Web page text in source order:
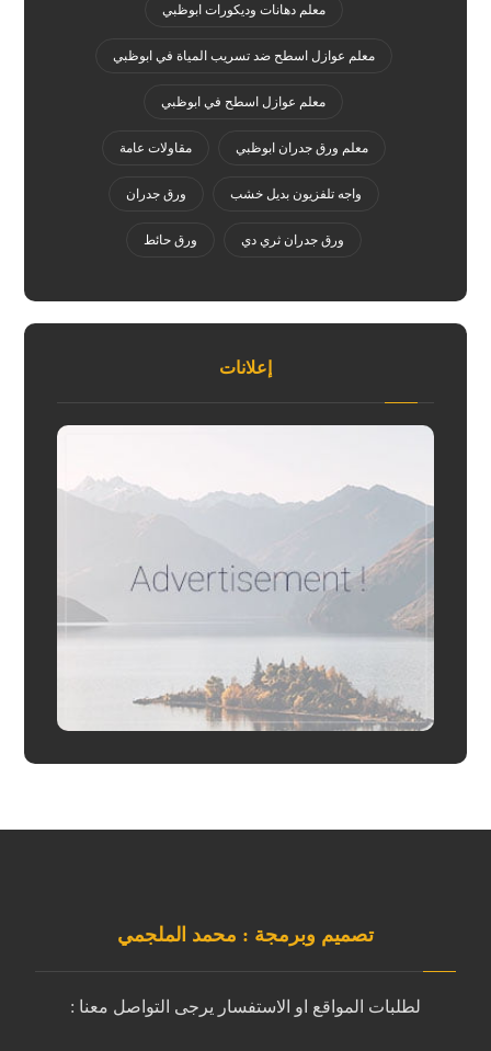
معلم دهانات وديكورات ابوظبي
معلم عوازل اسطح ضد تسريب المياة في ابوظبي
معلم عوازل اسطح في ابوظبي
معلم ورق جدران ابوظبي مقاولات عامة
واجه تلفزيون بديل خشب ورق جدران
ورق جدران ثري دي ورق حائط
إعلانات
تصميم وبرمجة : محمد الملجمي
لطلبات المواقع او الاستفسار يرجى التواصل معنا :